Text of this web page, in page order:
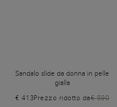
Sandalo slide da donna in pelle
gialla
€ 413Prezzo ridotto da€ 590